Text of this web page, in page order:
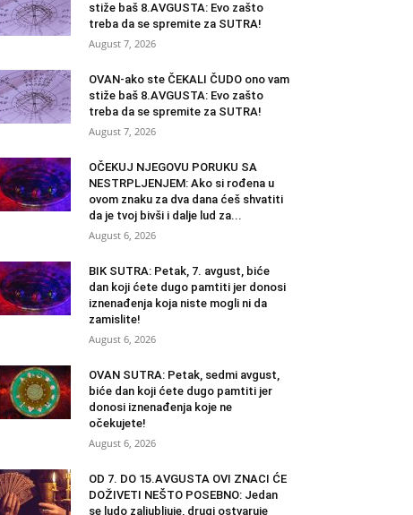
stiže baš 8.AVGUSTA: Evo zašto
treba da se spremite za SUTRA!
August 7, 2026
OVAN-ako ste ČEKALI ČUDO ono vam
stiže baš 8.AVGUSTA: Evo zašto
treba da se spremite za SUTRA!
August 7, 2026
OČEKUJ NJEGOVU PORUKU SA
NESTRPLJENJEM: Ako si rođena u
ovom znaku za dva dana ćeš shvatiti
da je tvoj bivši i dalje lud za...
August 6, 2026
BIK SUTRA: Petak, 7. avgust, biće
dan koji ćete dugo pamtiti jer donosi
iznenađenja koja niste mogli ni da
zamislite!
August 6, 2026
OVAN SUTRA: Petak, sedmi avgust,
biće dan koji ćete dugo pamtiti jer
donosi iznenađenja koje ne
očekujete!
August 6, 2026
OD 7. DO 15.AVGUSTA OVI ZNACI ĆE
DOŽIVETI NEŠTO POSEBNO: Jedan
se ludo zaljubljuje, drugi ostvaruje